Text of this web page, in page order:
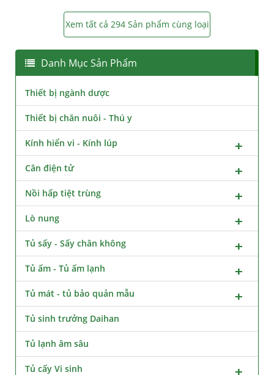
Xem tất cả 294 Sản phẩm cùng loại
Danh Mục Sản Phẩm
Thiết bị ngành dược
Thiết bị chăn nuôi - Thú y
Kính hiển vi - Kính lúp
Cân điện tử
Nồi hấp tiệt trùng
Lò nung
Tủ sấy - Sấy chân không
Tủ ấm - Tủ ấm lạnh
Tủ mát - tủ bảo quản mẫu
Tủ sinh trưởng Daihan
Tủ lạnh âm sâu
Tủ cấy Vi sinh